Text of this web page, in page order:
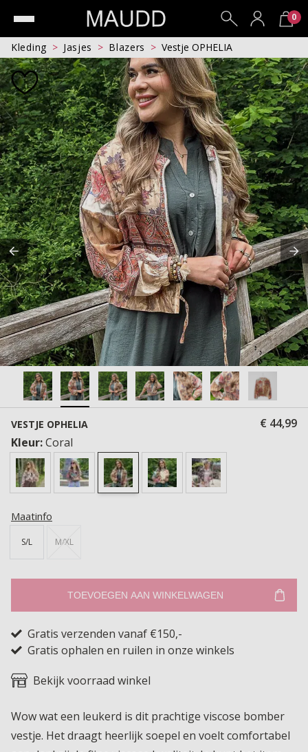
0
Kleding Jasjes Blazers Vestje OPHELIA
VESTJE OPHELIA
€ 44,99
Kleur:Coral
Maatinfo
S/L M/XL
TOEVOEGEN AAN WINKELWAGEN
Gratis verzenden vanaf €150,-
Gratis ophalen en ruilen in onze winkels
Bekijk voorraad winkel
Wow wat een leukerd is dit prachtige viscose bomber
vestje. Het draagt heerlijk soepel en voelt comfortabel